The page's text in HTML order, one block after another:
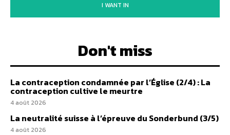
I WANT IN
Don't miss
La contraception condamnée par l’Église (2/4) : La
contraception cultive le meurtre
4 août 2026
La neutralité suisse à l’épreuve du Sonderbund (3/5)
4 août 2026